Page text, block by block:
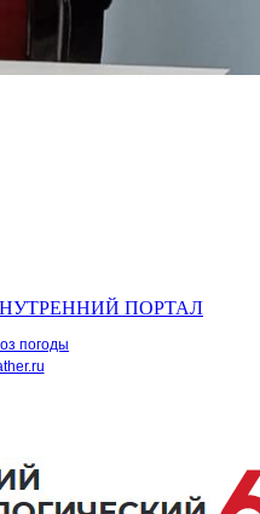
ПОРТАЛ
погоды